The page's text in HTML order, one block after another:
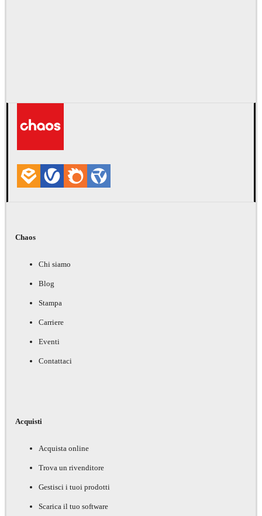
Chaos
Chi siamo
Blog
Stampa
Carriere
Eventi
Contattaci
Acquisti
Acquista online
Trova un rivenditore
Gestisci i tuoi prodotti
Scarica il tuo software